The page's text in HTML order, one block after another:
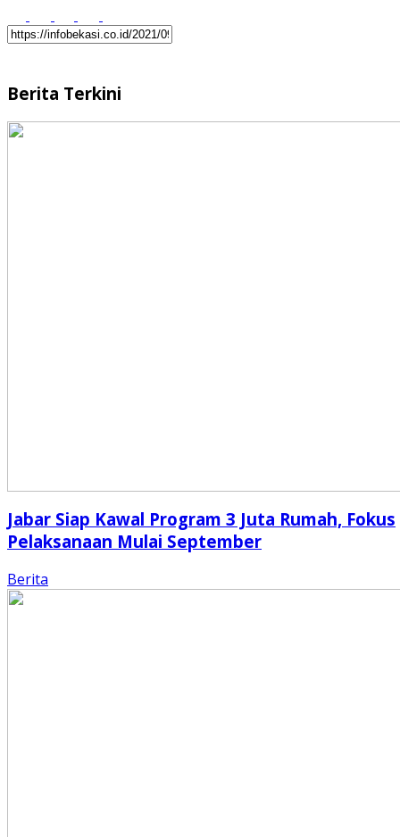
Berita Terkini
Jabar Siap Kawal Program 3 Juta Rumah, Fokus
Pelaksanaan Mulai September
Berita